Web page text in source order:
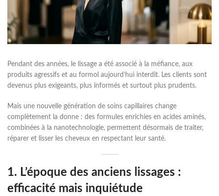
Pendant des années, le lissage a été associé à la méfiance, aux
produits agressifs et au formol aujourd’hui interdit. Les clients sont
devenus plus exigeants, plus informés et surtout plus prudents.
Mais une nouvelle génération de soins capillaires change
complètement la donne : des formules enrichies en acides aminés,
combinées à la nanotechnologie, permettent désormais de traiter,
réparer et lisser les cheveux en respectant leur santé.
1. L’époque des anciens lissages :
efficacité mais inquiétude